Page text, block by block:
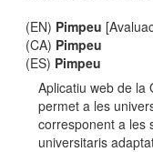
(EN) Pimpeu
(CA) Pimpeu
(ES) Pimpeu
Aplicatiu web de la
permet a les
corresponent a les
universitaris